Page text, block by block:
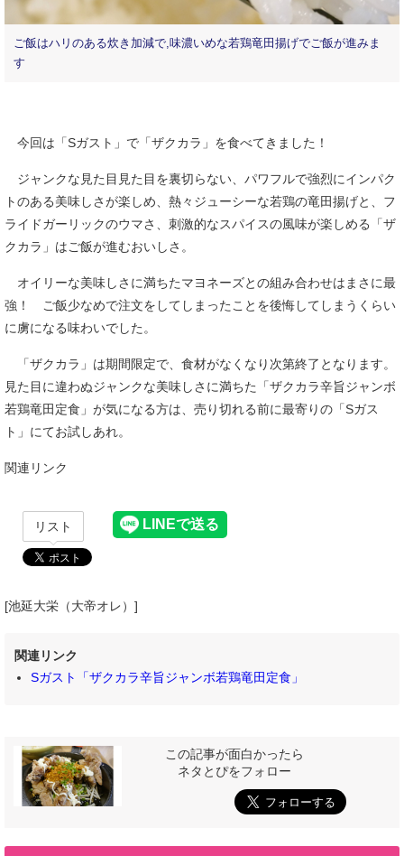
ご飯はハリのある炊き加減で,味濃いめな若鶏竜田揚げでご飯が進みま
す
今回は「Sガスト」で「ザクカラ」を食べてきました！
ジャンクな見た目見た目を裏切らない、パワフルで強烈にインパク
トのある美味しさが楽しめ、熱々ジューシーな若鶏の竜田揚げと、フ
ライドガーリックのウマさ、刺激的なスパイスの風味が楽しめる「ザ
クカラ」はご飯が進むおいしさ。
オイリーな美味しさに満ちたマヨネーズとの組み合わせはまさに最
強！ ご飯少なめで注文をしてしまったことを後悔してしまうくらい
に虜になる味わいでした。
「ザクカラ」は期間限定で、食材がなくなり次第終了となります。
見た目に違わぬジャンクな美味しさに満ちた「ザクカラ辛旨ジャンボ
若鶏竜田定食」が気になる方は、売り切れる前に最寄りの「Sガス
ト」にてお試しあれ。
関連リンク
リスト
[池延大栄（大帝オレ）]
関連リンク
Sガスト「ザクカラ辛旨ジャンボ若鶏竜田定食」
この記事が面白かったら
ネタとぴをフォロー